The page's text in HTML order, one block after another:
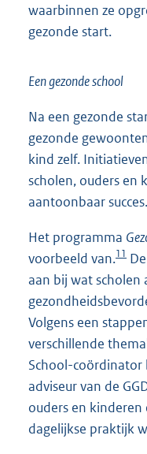
waarbinnen ze
gezonde start.
Een gezonde school
Na een gezonde
gezonde
kind zelf.
scholen, ouders en
aantoonbaar succes.
Het programma
voorbeeld van.11
aan bij wat scholen
Volgens een
verschillende
School-coördinator
adviseur van de
ouders en
dagelijkse praktijk